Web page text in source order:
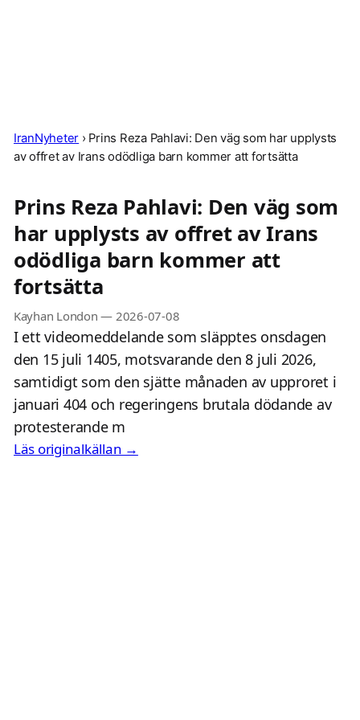
IranNyheter › Prins Reza Pahlavi: Den väg som har upplysts
av offret av Irans odödliga barn kommer att fortsätta
Prins Reza Pahlavi: Den väg som
har upplysts av offret av Irans
odödliga barn kommer att
fortsätta
Kayhan London — 2026-07-08
I ett videomeddelande som släpptes onsdagen
den 15 juli 1405, motsvarande den 8 juli 2026,
samtidigt som den sjätte månaden av upproret i
januari 404 och regeringens brutala dödande av
protesterande m
Läs originalkällan →